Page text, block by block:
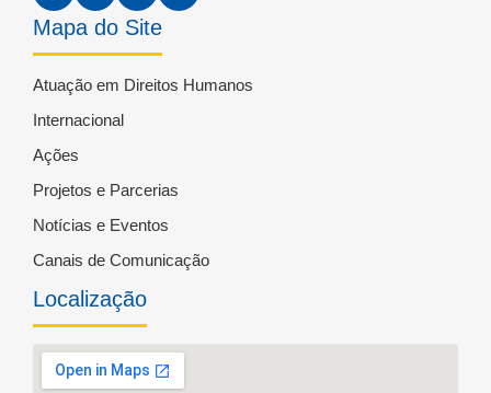
Mapa do Site
Atuação em Direitos Humanos
Internacional
Ações
Projetos e Parcerias
Notícias e Eventos
Canais de Comunicação
Localização